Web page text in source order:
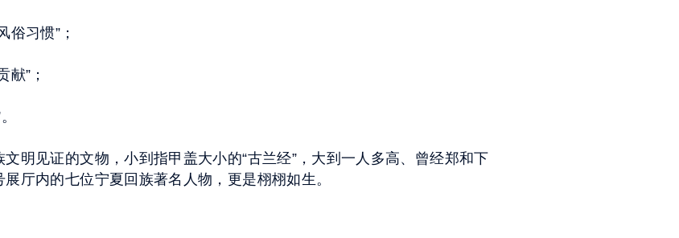
俗习惯”；
献”；
明见证的文物，小到指甲盖大小的“古兰经”，大到一人多高、曾经郑和下
厅内的七位宁夏回族著名人物，更是栩栩如生。